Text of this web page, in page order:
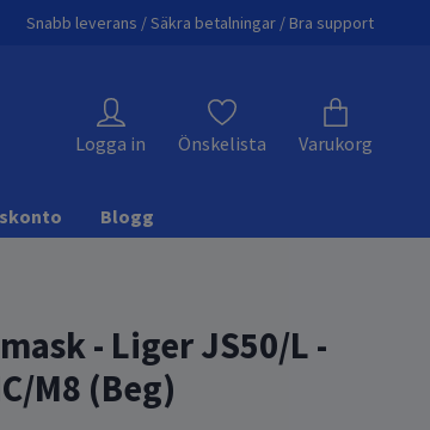
Snabb leverans / Säkra betalningar / Bra support
Logga in Önskelista Varukorg
Blogg
- Liger JS50/L -
M8 (Beg)